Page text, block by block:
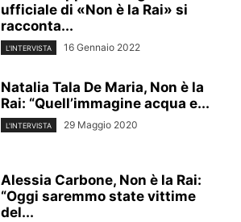
ufficiale di «Non è la Rai» si
racconta...
L'INTERVISTA 16 Gennaio 2022
Natalia Tala De Maria, Non è la
Rai: “Quell’immagine acqua e...
L'INTERVISTA 29 Maggio 2020
Alessia Carbone, Non è la Rai:
“Oggi saremmo state vittime
del...